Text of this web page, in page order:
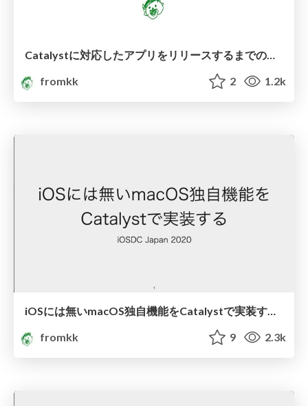
fromkk
2 1.2k
iOSには無いmacOS独自機能をCatalystで実装する #iosdc #d/make_macos_apps_with_catalyst
fromkk
9 2.3k